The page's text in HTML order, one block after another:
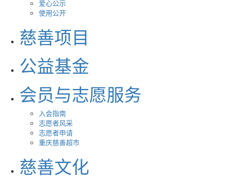
爱心公示
使用公开
慈善项目
公益基金
会员与志愿服务
入会指南
志愿者风采
志愿者申请
重庆慈善超市
慈善文化